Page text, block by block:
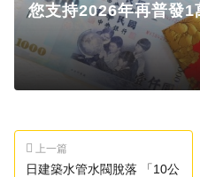
您支持2026年再普發1
上一篇
日建築水管水閥脫落 「10公